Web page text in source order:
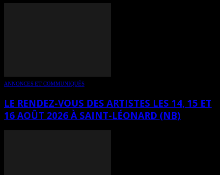
ANNONCES ET COMMUNIQUÉS
LE RENDEZ-VOUS DES ARTISTES LES 14, 15 ET
16 AOÛT 2026 À SAINT-LÉONARD (NB)